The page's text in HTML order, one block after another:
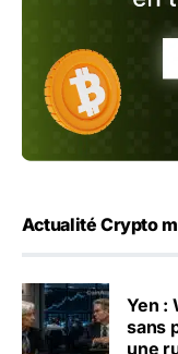
Actualité Crypto
Yen :
sans
une